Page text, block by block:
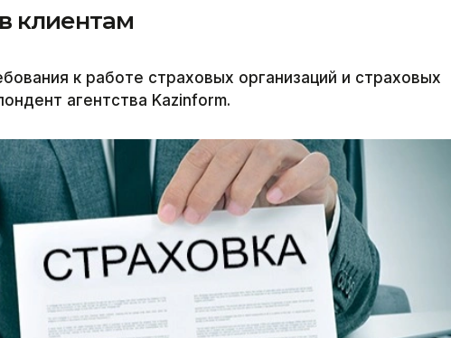
клиентам
к работе страховых организаций и страховых
агентства Kazinform.